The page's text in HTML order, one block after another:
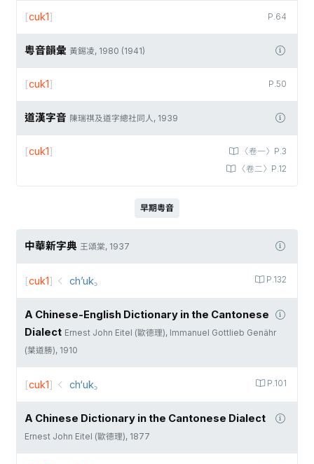
P.64
[cuk1]
粵音韻彙 黃錫凌, 1980 (1941)
P.50
[cuk1]
道漢字音 陳瑞祺及道字總社同人, 1939
〈卷一〉P.3
〈卷二〉P.12
[cuk1]
早期粵音
中華新字典 王頌棠, 1937
P.132
[cuk1] ch’uk꜆
A Chinese-English Dictionary in the Cantonese
Dialect Ernest John Eitel (歐德理), Immanuel Gottlieb Genähr
(葉道勝), 1910
P.101
[cuk1] ch‘uk꜆
A Chinese Dictionary in the Cantonese Dialect
Ernest John Eitel (歐德理), 1877